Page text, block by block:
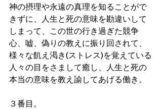
神の摂理や永遠の真理を知ることがで
きずに、人生と死の意味を勘違いして
しまって、この世の行き過ぎた競争
心、嘘、偽りの教えに振り回されて、
様々な飢え渇き(ストレス)を覚えている
人々の目をさまして癒し、人生と死の
本当の意味を教え諭してあげる働き。
３番目。